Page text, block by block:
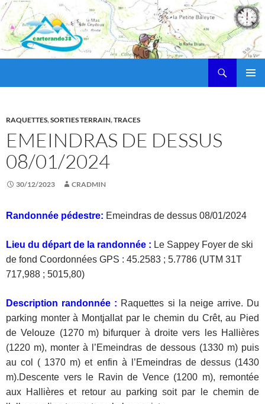
RAQUETTES,SORTIES TERRAIN,TRACES
EMEINDRAS DE DESSUS
08/01/2024
30/12/2023 CRADMIN
Randonnée pédestre: Emeindras de dessus 08/01/2024
Lieu du départ de la randonnée : Le Sappey Foyer de ski
de fond Coordonnées GPS : 45.2583 ; 5.7786 (UTM 31T
717,988 ; 5015,80)
Description randonnée : Raquettes si la neige arrive. Du
parking monter à Montjallat par le chemin du Crêt, au Pied
de Velouze (1270 m) bifurquer à droite vers les Hallières
(1220 m), monter à l’Emeindras de dessous (1330 m) puis
au col ( 1370 m) et enfin à l’Emeindras de dessus (1430
m).Descente vers le Ravin de Vence (1200 m), remontée
aux Hallières et retour au parking soit par le chemin de